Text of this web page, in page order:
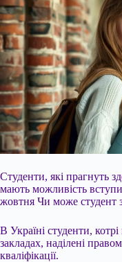
Студенти, які прагнуть
мають можливість
жовтня Чи може студент
В Україні студенти,
закладах, наділені
кваліфікації.